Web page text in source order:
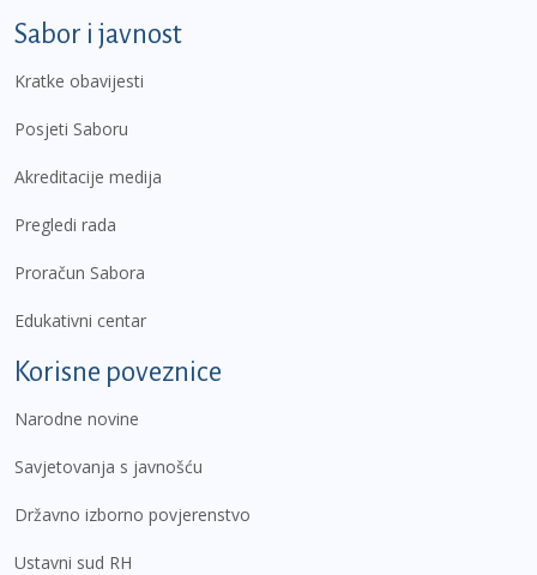
Sabor i javnost
Kratke obavijesti
Posjeti Saboru
Akreditacije medija
Pregledi rada
Proračun Sabora
Edukativni centar
Korisne poveznice
Narodne novine
Savjetovanja s javnošću
Državno izborno povjerenstvo
Ustavni sud RH